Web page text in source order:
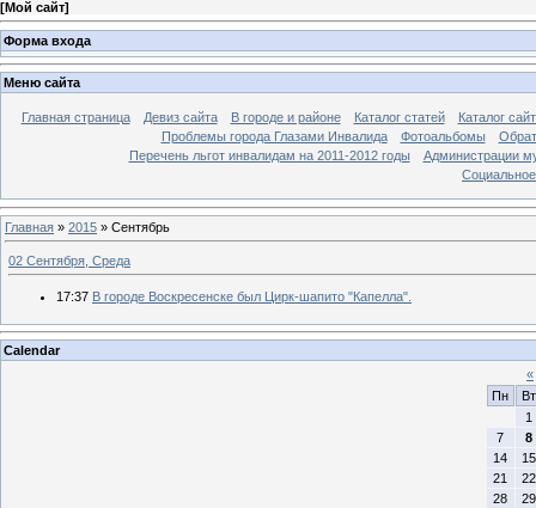
[Мой сайт]
Форма входа
Меню сайта
Главная страница Девиз сайта В городе и районе Каталог статей
Каталог
Проблемы города Глазами Инвалида
Фотоальбомы
Перечень льгот инвалидам на 2011-2012 годы
Администрации
Главная » 2015 » Сентябрь
02 Сентября, Среда
17:37 В городе Воскресенске был Цирк-шапито "Капелла".
Calendar
«
Пн
Вт
1
7
8
14
15
21
22
28
29